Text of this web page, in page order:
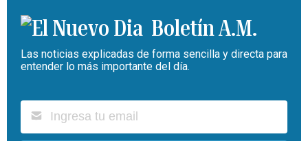
Boletín A.M.
Las noticias explicadas de forma sencilla y directa para
entender lo más importante del día.